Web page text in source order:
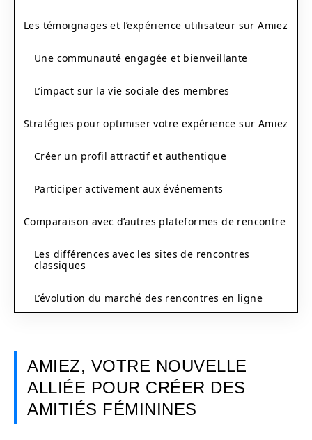
Les témoignages et l’expérience utilisateur sur Amiez
Une communauté engagée et bienveillante
L’impact sur la vie sociale des membres
Stratégies pour optimiser votre expérience sur Amiez
Créer un profil attractif et authentique
Participer activement aux événements
Comparaison avec d’autres plateformes de rencontre
Les différences avec les sites de rencontres
classiques
L’évolution du marché des rencontres en ligne
AMIEZ, VOTRE NOUVELLE
ALLIÉE POUR CRÉER DES
AMITIÉS FÉMININES